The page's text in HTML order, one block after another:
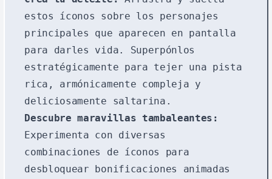
estos íconos sobre los personajes
principales que aparecen en pantalla
para darles vida. Superpónlos
estratégicamente para tejer una pista
rica, armónicamente compleja y
deliciosamente saltarina.
Descubre maravillas tambaleantes:
Experimenta con diversas
combinaciones de íconos para
desbloquear bonificaciones animadas